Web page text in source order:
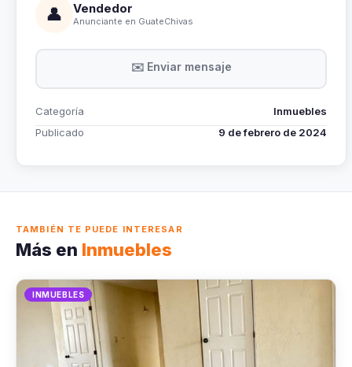
👤 Vendedor
Anunciante en GuateChivas
✉️ Enviar mensaje
Categoría
Inmuebles
Publicado
9 de febrero de 2024
TAMBIÉN TE PUEDE INTERESAR
Más en Inmuebles
INMUEBLES